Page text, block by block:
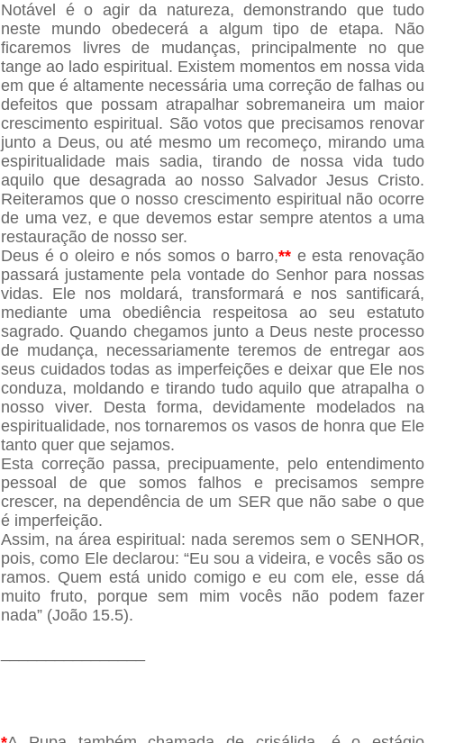
Notável é o agir da natureza, demonstrando que tudo
neste mundo obedecerá a algum tipo de etapa. Não
ficaremos livres de mudanças, principalmente no que
tange ao lado espiritual. Existem momentos em nossa vida
em que é altamente necessária uma correção de falhas ou
defeitos que possam atrapalhar sobremaneira um maior
crescimento espiritual. São votos que precisamos renovar
junto a Deus, ou até mesmo um recomeço, mirando uma
espiritualidade mais sadia, tirando de nossa vida tudo
aquilo que desagrada ao nosso Salvador Jesus Cristo.
Reiteramos que o nosso crescimento espiritual não ocorre
de uma vez, e que devemos estar sempre atentos a uma
restauração de nosso ser.
Deus é o oleiro e nós somos o barro,** e esta renovação
passará justamente pela vontade do Senhor para nossas
vidas. Ele nos moldará, transformará e nos santificará,
mediante uma obediência respeitosa ao seu estatuto
sagrado. Quando chegamos junto a Deus neste processo
de mudança, necessariamente teremos de entregar aos
seus cuidados todas as imperfeições e deixar que Ele nos
conduza, moldando e tirando tudo aquilo que atrapalha o
nosso viver. Desta forma, devidamente modelados na
espiritualidade, nos tornaremos os vasos de honra que Ele
tanto quer que sejamos.
Esta correção passa, precipuamente, pelo entendimento
pessoal de que somos falhos e precisamos sempre
crescer, na dependência de um SER que não sabe o que
é imperfeição.
Assim, na área espiritual: nada seremos sem o SENHOR,
pois, como Ele declarou: “Eu sou a videira, e vocês são os
ramos. Quem está unido comigo e eu com ele, esse dá
muito fruto, porque sem mim vocês não podem fazer
nada” (João 15.5).